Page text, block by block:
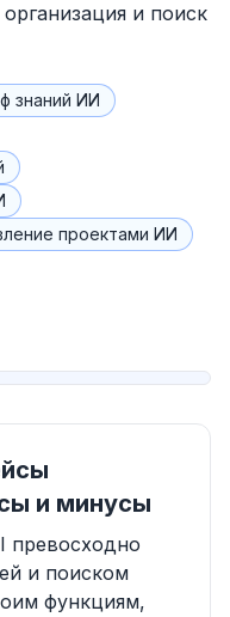
и поиск
знаний ИИ
проектами ИИ
и минусы
превосходно
и поиском
функциям,